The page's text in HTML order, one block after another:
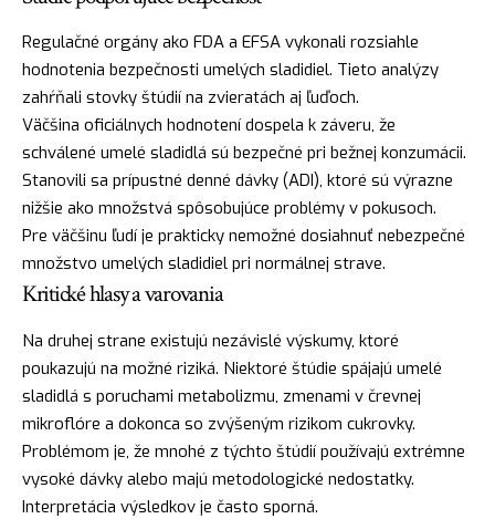
Regulačné orgány ako FDA a EFSA vykonali rozsiahle
hodnotenia bezpečnosti umelých sladidiel. Tieto analýzy
zahŕňali stovky štúdií na zvieratách aj ľuďoch.
Väčšina oficiálnych hodnotení dospela k záveru, že
schválené umelé sladidlá sú bezpečné pri bežnej konzumácii.
Stanovili sa prípustné denné dávky (ADI), ktoré sú výrazne
nižšie ako množstvá spôsobujúce problémy v pokusoch.
Pre väčšinu ľudí je prakticky nemožné dosiahnuť nebezpečné
množstvo umelých sladidiel pri normálnej strave.
Kritické hlasy a varovania
Na druhej strane existujú nezávislé výskumy, ktoré
poukazujú na možné riziká. Niektoré štúdie spájajú umelé
sladidlá s poruchami metabolizmu, zmenami v črevnej
mikroflóre a dokonca so zvýšeným rizikom cukrovky.
Problémom je, že mnohé z týchto štúdií používajú extrémne
vysoké dávky alebo majú metodologické nedostatky.
Interpretácia výsledkov je často sporná.